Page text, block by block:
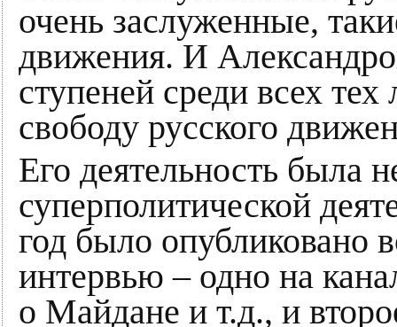
очень заслуженные,
движения. И
ступеней среди всех
свободу русского
Его деятельность была
суперполитической
год было опубликовано
интервью – одно на
о Майдане и т.д., и